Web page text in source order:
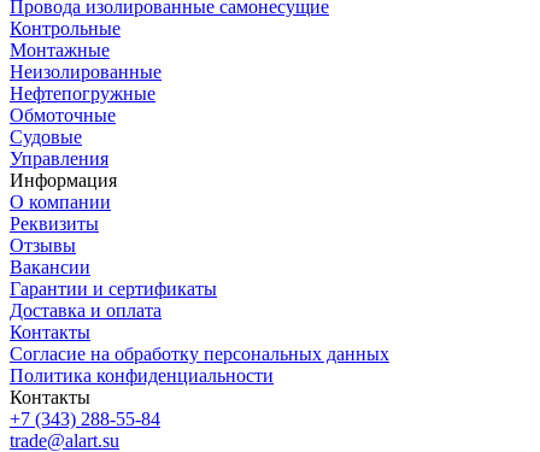
Провода изолированные самонесущие
Контрольные
Монтажные
Неизолированные
Нефтепогружные
Обмоточные
Судовые
Управления
Информация
О компании
Реквизиты
Отзывы
Вакансии
Гарантии и сертификаты
Доставка и оплата
Контакты
Согласие на обработку персональных данных
Политика конфиденциальности
Контакты
+7 (343) 288-55-84
trade@alart.su